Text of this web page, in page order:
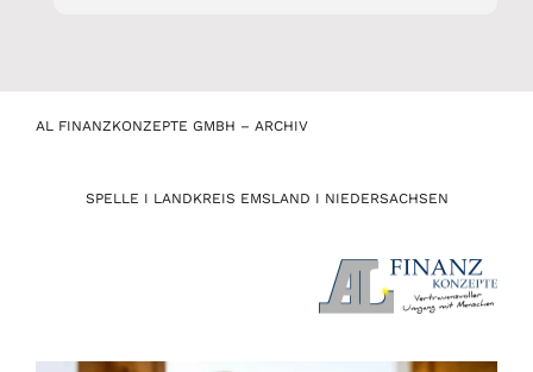
AL FINANZKONZEPTE GMBH – ARCHIV
SPELLE I LANDKREIS EMSLAND I NIEDERSACHSEN